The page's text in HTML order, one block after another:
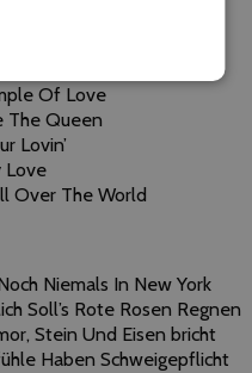
Night
Of Love
The Queen
Lovin’
Love
Over The World
Niemals In New York
Soll’s Rote Rosen Regnen
Stein Und Eisen bricht
Haben Schweigepflicht